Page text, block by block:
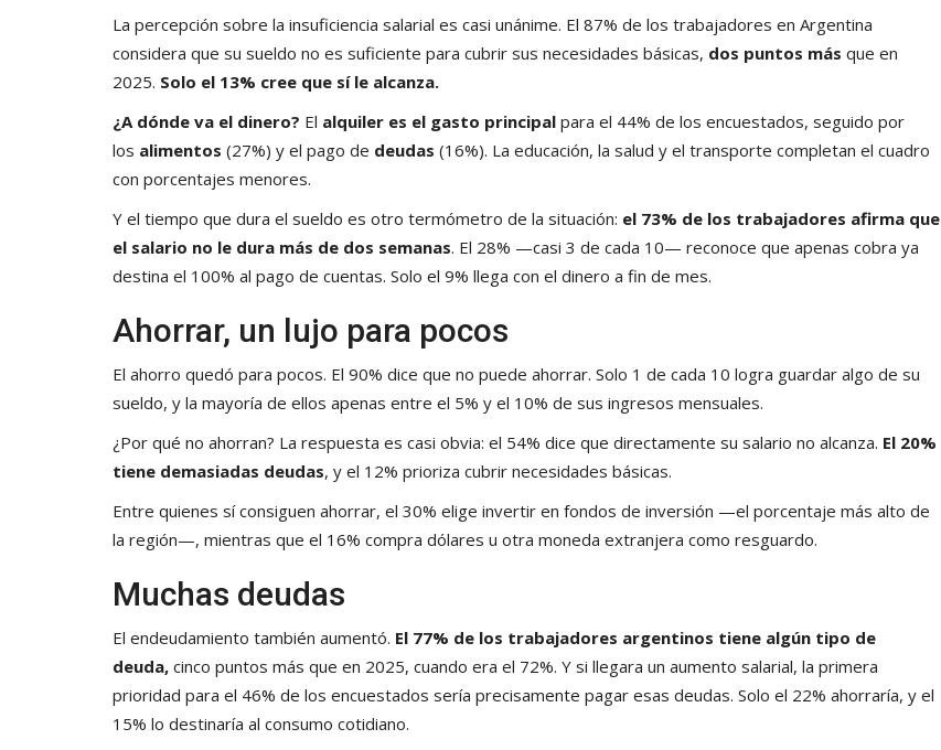
La percepción sobre la insuficiencia salarial es casi unánime. El 87% de los trabajadores en Argentina
considera que su sueldo no es suficiente para cubrir sus necesidades básicas, dos puntos más que en
2025. Solo el 13% cree que sí le alcanza.
¿A dónde va el dinero? El alquiler es el gasto principal para el 44% de los encuestados, seguido por
los alimentos (27%) y el pago de deudas (16%). La educación, la salud y el transporte completan el cuadro
con porcentajes menores.
Y el tiempo que dura el sueldo es otro termómetro de la situación: el 73% de los trabajadores afirma que
el salario no le dura más de dos semanas. El 28% —casi 3 de cada 10— reconoce que apenas cobra ya
destina el 100% al pago de cuentas. Solo el 9% llega con el dinero a fin de mes.
Ahorrar, un lujo para pocos
El ahorro quedó para pocos. El 90% dice que no puede ahorrar. Solo 1 de cada 10 logra guardar algo de su
sueldo, y la mayoría de ellos apenas entre el 5% y el 10% de sus ingresos mensuales.
¿Por qué no ahorran? La respuesta es casi obvia: el 54% dice que directamente su salario no alcanza. El 20%
tiene demasiadas deudas, y el 12% prioriza cubrir necesidades básicas.
Entre quienes sí consiguen ahorrar, el 30% elige invertir en fondos de inversión —el porcentaje más alto de
la región—, mientras que el 16% compra dólares u otra moneda extranjera como resguardo.
Muchas deudas
El endeudamiento también aumentó. El 77% de los trabajadores argentinos tiene algún tipo de
deuda, cinco puntos más que en 2025, cuando era el 72%. Y si llegara un aumento salarial, la primera
prioridad para el 46% de los encuestados sería precisamente pagar esas deudas. Solo el 22% ahorraría, y el
15% lo destinaría al consumo cotidiano.